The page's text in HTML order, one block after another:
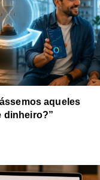
aqueles
dinheiro?”